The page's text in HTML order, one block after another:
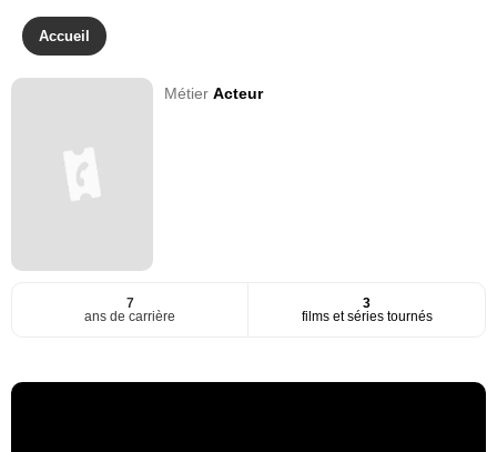
Accueil
MétierActeur
7
ans de carrière
3
films et séries tournés